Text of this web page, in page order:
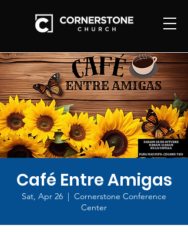
Café Entre Amigas
Sat, Apr 26
  |
Cornerstone Conference
Center